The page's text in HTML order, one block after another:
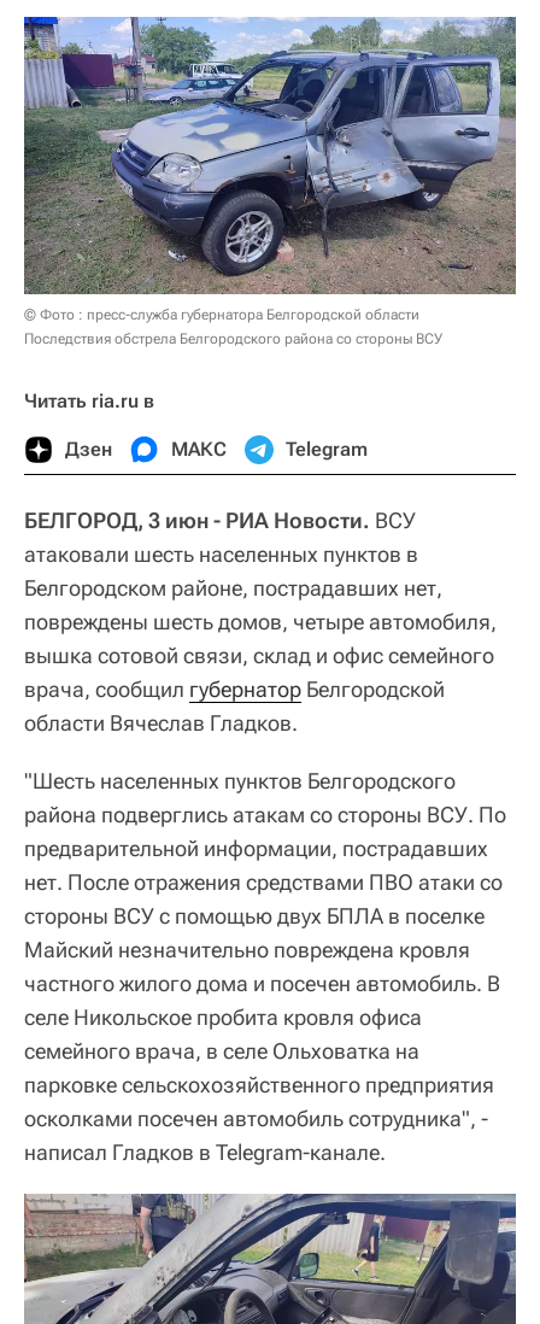
© Фото : пресс-служба губернатора Белгородской области
Последствия обстрела Белгородского района со стороны ВСУ
Читать ria.ru в
Дзен МАКС Telegram
БЕЛГОРОД, 3 июн - РИА Новости. ВСУ
атаковали шесть населенных пунктов в
Белгородском районе, пострадавших нет,
повреждены шесть домов, четыре автомобиля,
вышка сотовой связи, склад и офис семейного
врача, сообщил губернатор Белгородской
области Вячеслав Гладков.
"Шесть населенных пунктов Белгородского
района подверглись атакам со стороны ВСУ. По
предварительной информации, пострадавших
нет. После отражения средствами ПВО атаки со
стороны ВСУ с помощью двух БПЛА в поселке
Майский незначительно повреждена кровля
частного жилого дома и посечен автомобиль. В
селе Никольское пробита кровля офиса
семейного врача, в селе Ольховатка на
парковке сельскохозяйственного предприятия
осколками посечен автомобиль сотрудника", -
написал Гладков в Telegram-канале.